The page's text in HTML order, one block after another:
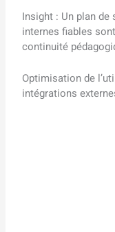
Insight : Un plan
internes fiables
continuité
Optimisation de
intégrations